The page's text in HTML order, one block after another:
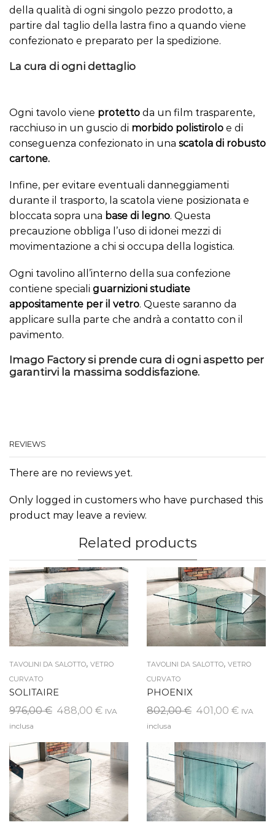
della qualità di ogni singolo pezzo prodotto, a
partire dal taglio della lastra fino a quando viene
confezionato e preparato per la spedizione.
La cura di ogni dettaglio
Ogni tavolo viene protetto da un film trasparente,
racchiuso in un guscio di morbido polistirolo e di
conseguenza confezionato in una scatola di robusto
cartone.
Infine, per evitare eventuali danneggiamenti
durante il trasporto, la scatola viene posizionata e
bloccata sopra una base di legno. Questa
precauzione obbliga l’uso di idonei mezzi di
movimentazione a chi si occupa della logistica.
Ogni tavolino all’interno della sua confezione
contiene speciali guarnizioni studiate
appositamente per il vetro. Queste saranno da
applicare sulla parte che andrà a contatto con il
pavimento.
Imago Factory si prende cura di ogni aspetto per
garantirvi la massima soddisfazione.
REVIEWS
There are no reviews yet.
Only logged in customers who have purchased this
product may leave a review.
Related products
TAVOLINI DA SALOTTO, VETRO
CURVATO
SOLITAIRE
976,00€ Il
era:
976,00 €.
488,00 €Il
è:
488,00 €.
IVA
inclusa
TAVOLINI DA SALOTTO, VETRO
CURVATO
PHOENIX
802,00€ Il
era:
802,00 €.
401,00 €Il
è:
401,00
IVA
inclusa